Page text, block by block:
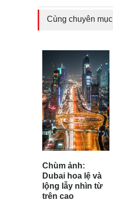
Cùng chuyên mục
Chùm ảnh:
Dubai hoa lệ và
lộng lẫy nhìn từ
trên cao